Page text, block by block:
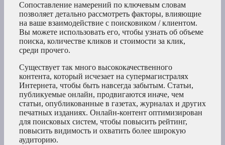
Сопоставление намерений по ключевым словам
позволяет детально рассмотреть факторы, влияющие
на ваше взаимодействие с поисковиком / клиентом.
Вы можете использовать его, чтобы узнать об объеме
поиска, количестве кликов и стоимости за клик,
среди прочего.
Существует так много высококачественного
контента, который исчезает на супермагистралях
Интернета, чтобы быть навсегда забытым. Статьи,
публикуемые онлайн, продвигаются иначе, чем
статьи, опубликованные в газетах, журналах и других
печатных изданиях. Онлайн-контент оптимизирован
для поисковых систем, чтобы повысить рейтинг,
повысить видимость и охватить более широкую
аудиторию.